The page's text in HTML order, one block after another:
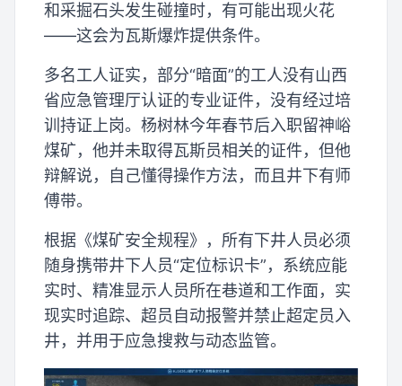
和采掘石头发生碰撞时，有可能出现火花
——这会为瓦斯爆炸提供条件。
多名工人证实，部分“暗面”的工人没有山西
省应急管理厅认证的专业证件，没有经过培
训持证上岗。杨树林今年春节后入职留神峪
煤矿，他并未取得瓦斯员相关的证件，但他
辩解说，自己懂得操作方法，而且井下有师
傅带。
根据《煤矿安全规程》，所有下井人员必须
随身携带井下人员“定位标识卡”，系统应能
实时、精准显示人员所在巷道和工作面，实
现实时追踪、超员自动报警并禁止超定员入
井，并用于应急搜救与动态监管。